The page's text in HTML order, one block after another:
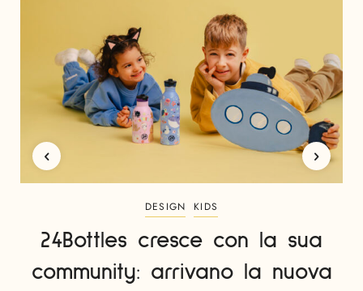
DESIGN KIDS
24Bottles cresce con la sua
community: arrivano la nuova